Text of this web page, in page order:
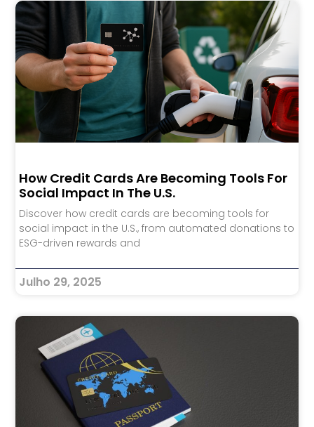
How Credit Cards Are Becoming Tools For
Social Impact In The U.S.
Discover how credit cards are becoming tools for
social impact in the U.S., from automated donations to
ESG-driven rewards and
Julho 29, 2025